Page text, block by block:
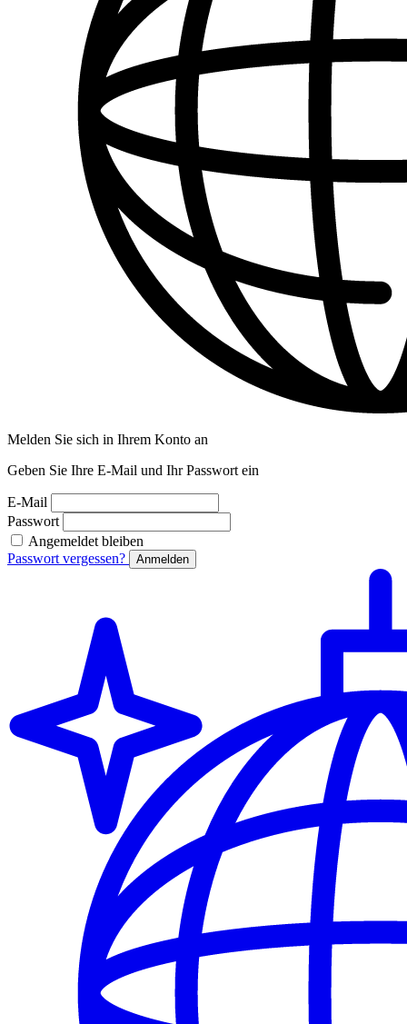
Melden Sie sich in Ihrem Konto an
Geben Sie Ihre E-Mail und Ihr Passwort ein
E-Mail
Passwort
Angemeldet bleiben
Passwort vergessen?
Anmelden